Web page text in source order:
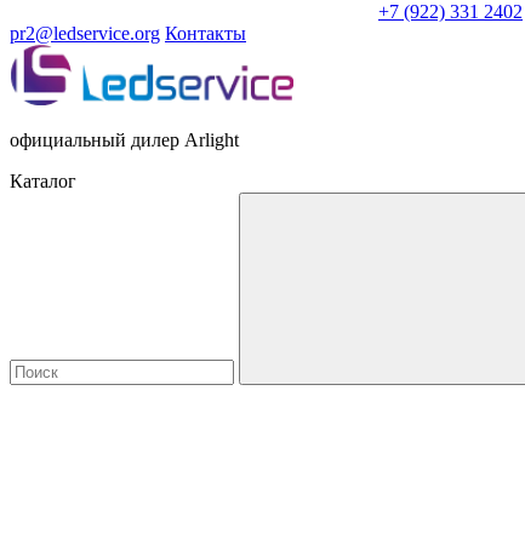
+7 (922) 331 2402
pr2@ledservice.org Контакты
официальный дилер Arlight
Каталог